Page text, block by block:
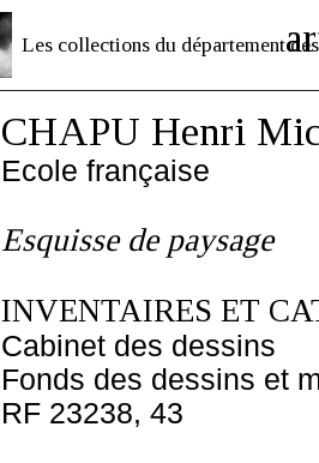
Les collections du département des
CHAPU Henri
Ecole française
Esquisse de paysage
INVENTAIRES ET
Cabinet des dessins
Fonds des dessins et
RF 23238, 43